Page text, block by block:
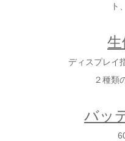
ト
生
ディスプレ
２種類
バッ